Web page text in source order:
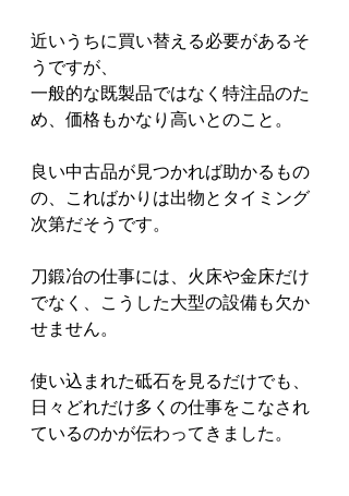
近いうちに買い替える必要があるそ
うですが、
一般的な既製品ではなく特注品のた
め、価格もかなり高いとのこと。
良い中古品が見つかれば助かるもの
の、こればかりは出物とタイミング
次第だそうです。
刀鍛冶の仕事には、火床や金床だけ
でなく、こうした大型の設備も欠か
せません。
使い込まれた砥石を見るだけでも、
日々どれだけ多くの仕事をこなされ
ているのかが伝わってきました。